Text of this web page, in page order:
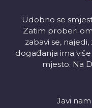
Udobno se
Zatim proberi
zabavi se,
događanja ima
mjesto. Na
Javi nam